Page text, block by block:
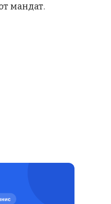
мандат.